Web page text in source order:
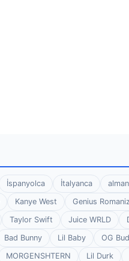
İspanyolca İtalyanca
Kanye West
Genius
Taylor Swift Juice WRLD
Bad Bunny Lil Baby
OG
MORGENSHTERN
Lil Durk